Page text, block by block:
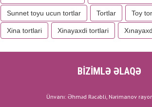
Sunnet toyu ucun tortlar Tortlar Toy
Xina tortlari Xinayaxdi tortlari
BİZİMLƏ ƏLAQƏ
Ünvanı: Əhməd Rəcəbli, Nərimanov